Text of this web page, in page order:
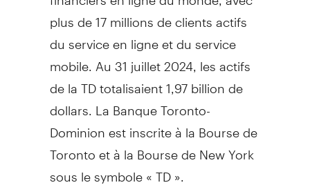
plus de 17 millions de clients actifs
du service en ligne et du service
mobile. Au 31 juillet 2024, les actifs
de la TD totalisaient 1,97 billion de
dollars. La Banque Toronto-
Dominion est inscrite à la Bourse de
Toronto et à la Bourse de New York
sous le symbole « TD ».